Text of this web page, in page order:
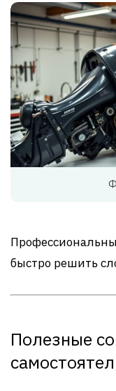
быстро решить
Полезные